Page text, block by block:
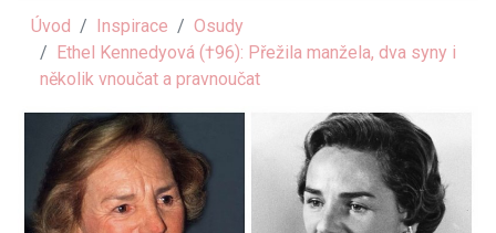
Úvod Inspirace
Osudy
Ethel Kennedyová (†96): Přežila manžela, dva syny i
několik vnoučat a pravnoučat